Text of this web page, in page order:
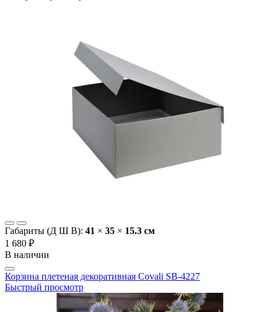
Габариты (Д Ш В): 41 × 35 × 15.3 cм
1 680 ₽
В наличии
Корзина плетеная декоративная Covali SB-4227
Быстрый просмотр